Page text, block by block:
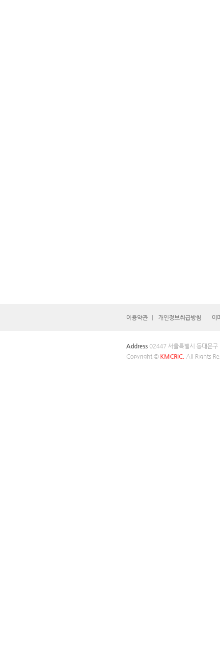
이용약관 개인정보취급방침 이
Address02447 서울특별시 동대문구
Copyright © KMCRIC. All Rights